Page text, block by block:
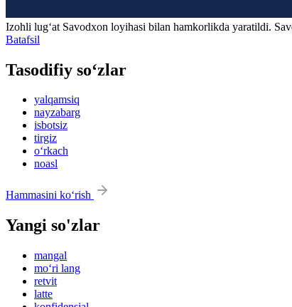
Izohli lugʻat Savodxon loyihasi bilan hamkorlikda yaratildi.
Batafsil
Tasodifiy so‘zlar
yalqamsiq
nayzabarg
isbotsiz
tirgiz
o‘rkach
noasl
Hammasini ko‘rish
Yangi so'zlar
mangal
mo‘ri lang
retvit
latte